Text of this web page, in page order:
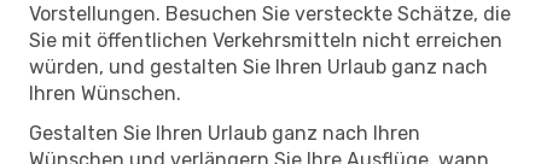
Vorstellungen. Besuchen Sie versteckte Schätze, die
Sie mit öffentlichen Verkehrsmitteln nicht erreichen
würden, und gestalten Sie Ihren Urlaub ganz nach
Ihren Wünschen.
Gestalten Sie Ihren Urlaub ganz nach Ihren